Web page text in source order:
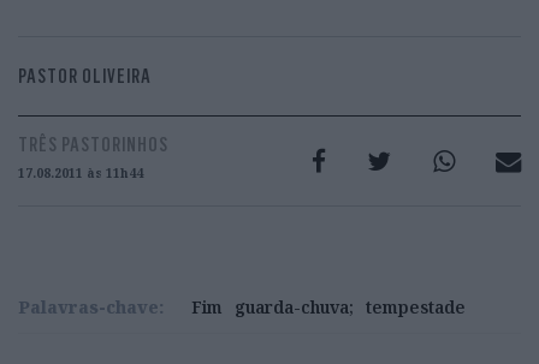
PASTOR OLIVEIRA
TRÊS PASTORINHOS
17.08.2011 às 11h44
Palavras-chave: Fim guarda-chuva; tempestade